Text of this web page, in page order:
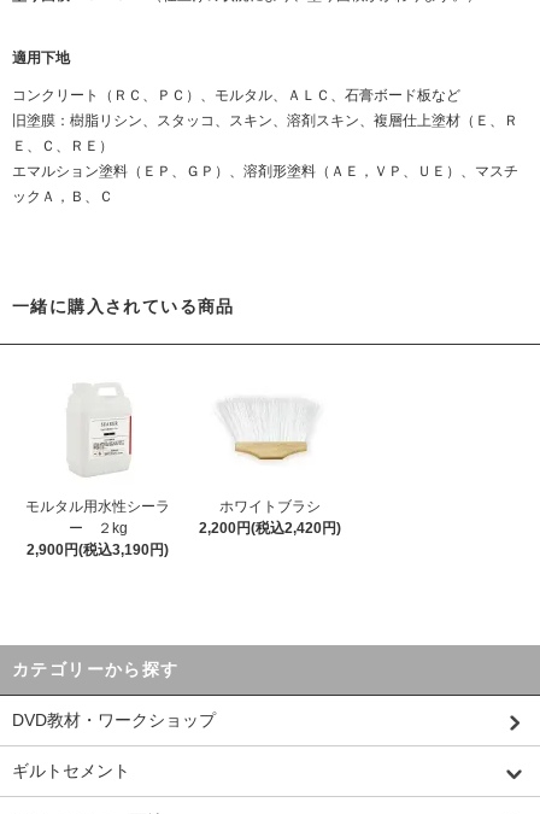
適用下地
コンクリート（ＲＣ、ＰＣ）、モルタル、ＡＬＣ、石膏ボード板など
旧塗膜：樹脂リシン、スタッコ、スキン、溶剤スキン、複層仕上塗材（Ｅ、Ｒ
Ｅ、Ｃ、ＲＥ）
エマルション塗料（ＥＰ、ＧＰ）、溶剤形塗料（ＡＥ，ＶＰ、ＵＥ）、マスチ
ックＡ，Ｂ、Ｃ
一緒に購入されている商品
モルタル用水性シーラ
ー ２kg
2,900円(税込3,190円)
ホワイトブラシ
2,200円(税込2,420円)
カテゴリーから探す
DVD教材・ワークショップ
ギルトセメント